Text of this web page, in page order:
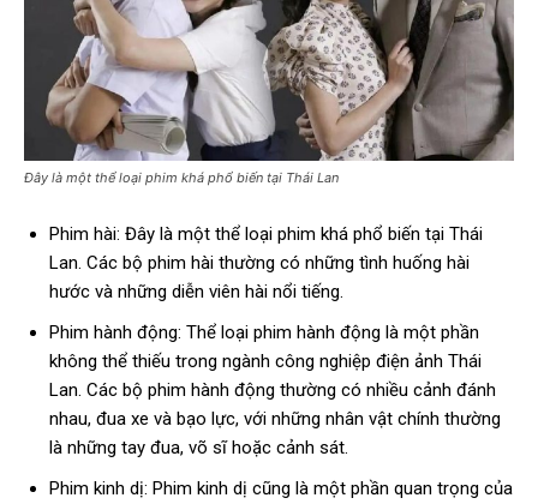
Đây là một thể loại phim khá phổ biến tại Thái Lan
Phim hài: Đây là một thể loại phim khá phổ biến tại Thái
Lan. Các bộ phim hài thường có những tình huống hài
hước và những diễn viên hài nổi tiếng.
Phim hành động: Thể loại phim hành động là một phần
không thể thiếu trong ngành công nghiệp điện ảnh Thái
Lan. Các bộ phim hành động thường có nhiều cảnh đánh
nhau, đua xe và bạo lực, với những nhân vật chính thường
là những tay đua, võ sĩ hoặc cảnh sát.
Phim kinh dị: Phim kinh dị cũng là một phần quan trọng của